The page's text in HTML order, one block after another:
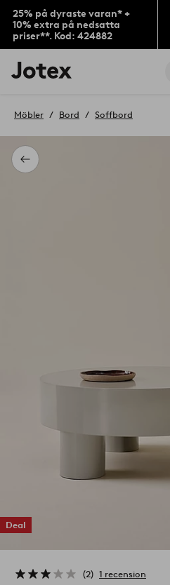
25% på dyraste varan* +
10% extra på nedsatta
priser**. Kod: 424882
Jotex
logotyp
till
Tillbaka
Möbler Bord Soffbord
Deal
2 1 recension